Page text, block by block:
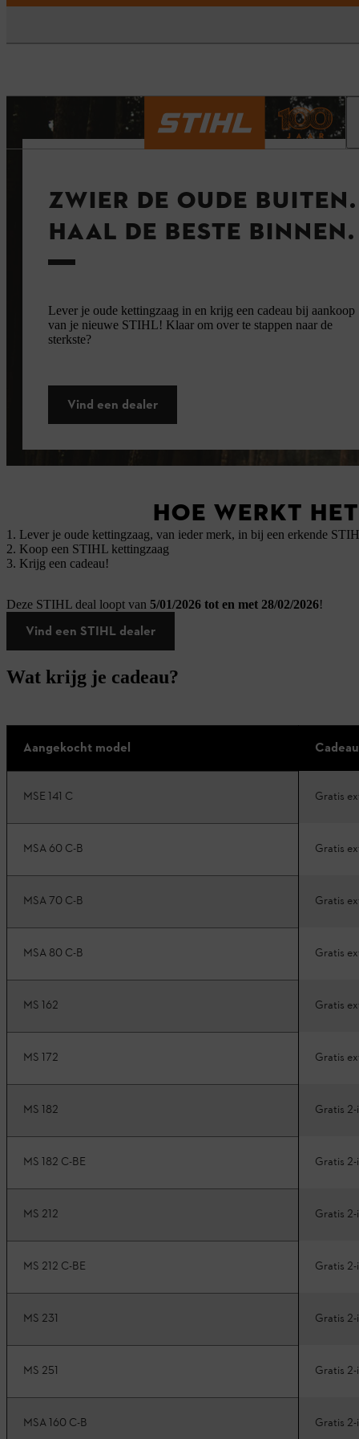
ZWIER DE OUDE BUITEN.
HAAL DE BESTE BINNEN.
Lever je oude kettingzaag in en krijg een cadeau bij aankoop
van je nieuwe STIHL! Klaar om over te stappen naar de
sterkste?
Vind een dealer
HOE WERKT
1. Lever je oude kettingzaag, van ieder merk, in bij een erkende
2. Koop een STIHL kettingzaag
3. Krijg een cadeau!
Deze STIHL deal loopt van 5/01/2026 tot en met 28/02/2026!
Vind een STIHL dealer
Wat krijg je cadeau?
Aangekocht model Cadeau
MSE 141 C Gratis
MSA 60 C-B Gratis
MSA 70 C-B Gratis
MSA 80 C-B Gratis
MS 162 Gratis
MS 172 Gratis
MS 182 Gratis 2-
MS 182 C-BE Gratis 2-
MS 212 Gratis 2-
MS 212 C-BE Gratis 2-
MS 231 Gratis 2-
MS 251 Gratis 2-
MSA 160 C-B Gratis 2-